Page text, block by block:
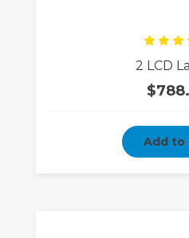
of
2 LCD
$
Add to